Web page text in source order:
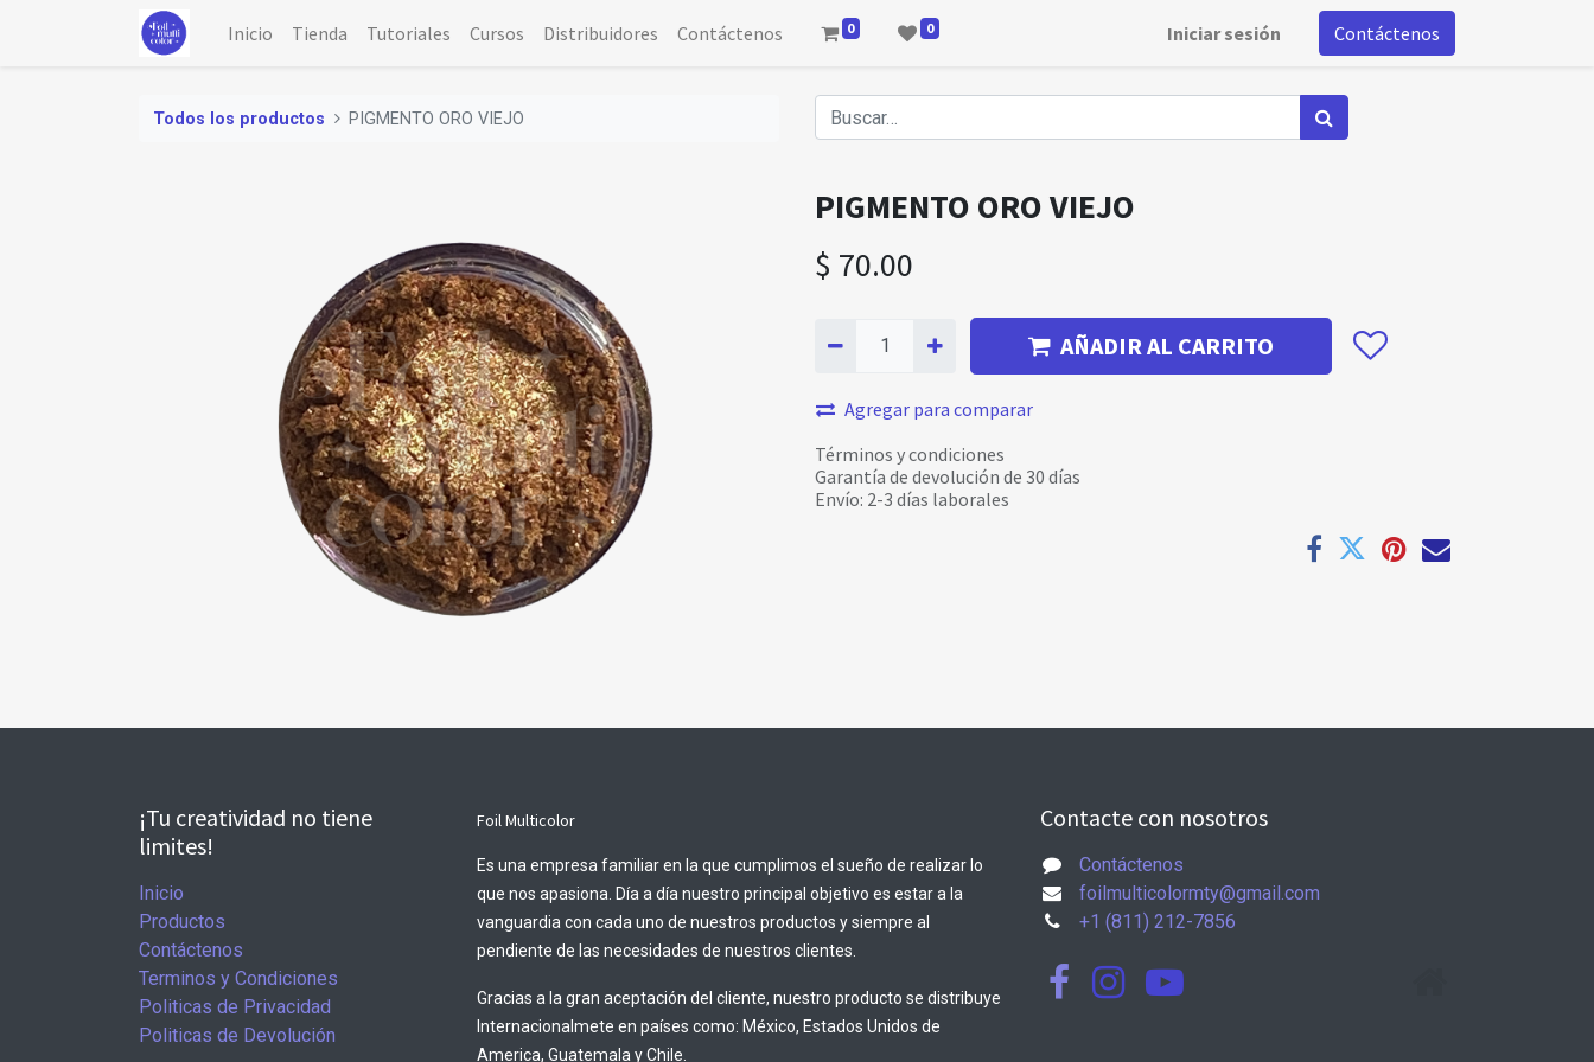
Inicio Tienda Tutoriales Cursos Distribuidores Contáctenos 0 0 Iniciar sesión Contáctenos
Todos los productos PIGMENTO ORO VIEJO
PIGMENTO ORO VIEJO
$ 70.00
AÑADIR AL CARRITO
Agregar para comparar
Términos y condiciones
Garantía de devolución de 30 días
Envío: 2-3 días laborales
¡Tu creatividad no tiene
limites!
Inicio
Productos
Contáctenos
Terminos y Condiciones
Politicas de Privacidad
Politicas de Devolución
Foil Multicolor
Es una empresa familiar en la que cumplimos el sueño de realizar lo
que nos apasiona. Día a día nuestro principal objetivo es estar a la
vanguardia con cada uno de nuestros productos y siempre al
pendiente de las necesidades de nuestros clientes.
Gracias a la gran aceptación del cliente, nuestro producto se distribuye
Internacionalmete en países como: México, Estados Unidos de
America, Guatemala y Chile.
Contacte con nosotros
Contáctenos
foilmulticolormty@gmail.com
+1 (811) 212-7856